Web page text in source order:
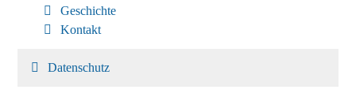
Geschichte
Kontakt
Datenschutz